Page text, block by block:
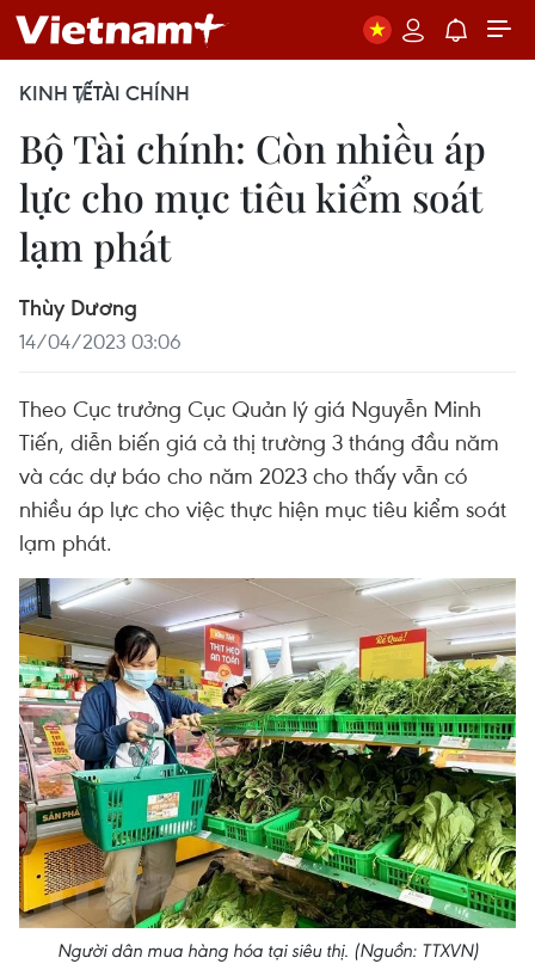
KINH TẾTÀI CHÍNH
Bộ Tài chính: Còn nhiều áp
lực cho mục tiêu kiểm soát
lạm phát
Thùy Dương
14/04/2023 03:06
Theo Cục trưởng Cục Quản lý giá Nguyễn Minh
Tiến, ​diễn biến giá cả thị trường 3 tháng đầu năm
và các dự báo cho năm 2023 cho thấy vẫn có
nhiều áp lực cho việc thực hiện mục tiêu kiểm soát
lạm phát.
Người dân mua hàng hóa tại siêu thị. (Nguồn: TTXVN)